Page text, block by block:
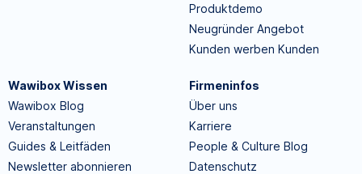
Produktdemo
Neugründer Angebot
Kunden werben Kunden
Wawibox Wissen
Wawibox Blog
Veranstaltungen
Guides & Leitfäden
Newsletter abonnieren
Firmeninfos
Über uns
Karriere
People & Culture Blog
Datenschutz